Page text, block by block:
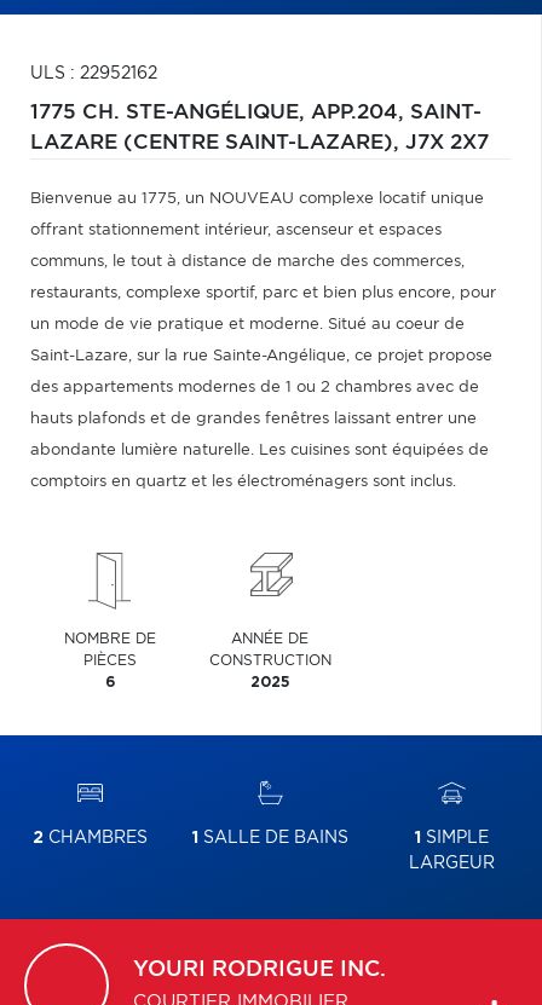
ULS : 22952162
1775 CH. STE-ANGÉLIQUE, APP.204, SAINT-
LAZARE (CENTRE SAINT-LAZARE), J7X 2X7
Bienvenue au 1775, un NOUVEAU complexe locatif unique
offrant stationnement intérieur, ascenseur et espaces
communs, le tout à distance de marche des commerces,
restaurants, complexe sportif, parc et bien plus encore, pour
un mode de vie pratique et moderne. Situé au coeur de
Saint-Lazare, sur la rue Sainte-Angélique, ce projet propose
des appartements modernes de 1 ou 2 chambres avec de
hauts plafonds et de grandes fenêtres laissant entrer une
abondante lumière naturelle. Les cuisines sont équipées de
comptoirs en quartz et les électroménagers sont inclus.
NOMBRE DE
PIÈCES
6
ANNÉE DE
CONSTRUCTION
2025
2 CHAMBRES 1 SALLE DE BAINS 1 SIMPLE
LARGEUR
YOURI RODRIGUE INC.